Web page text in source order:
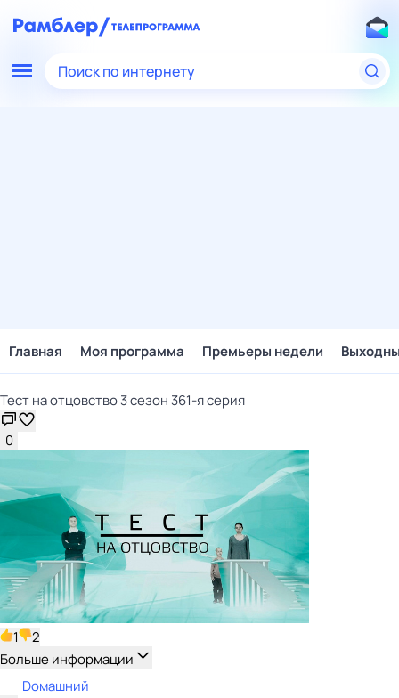
Поиск по интернету
Главная Моя программа Премьеры недели
Тест нa отцовствo 3 сезон 361-я серия
0
1
2
Больше информации
Dомашний